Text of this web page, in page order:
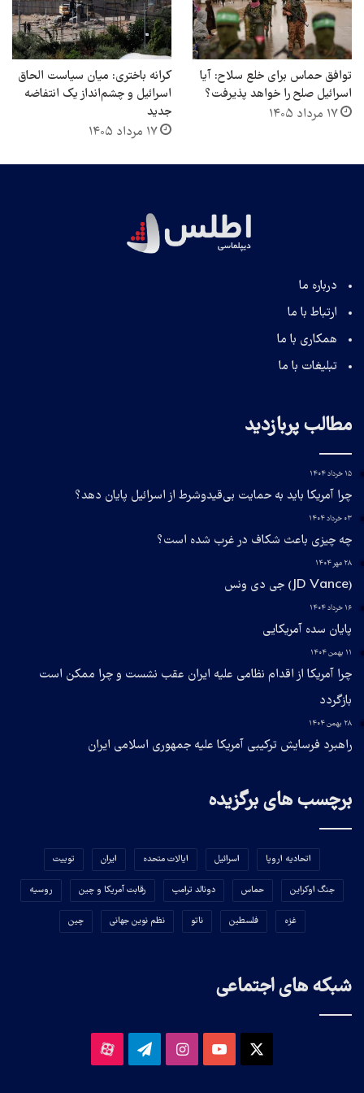
توافق حماس برای خلع سلاح: آیا
اسرائیل صلح را خواهد پذیرفت؟
۱۷ مرداد ۱۴۰۵
کرانه باختری: میان سیاست الحاق
اسرائیل و چشم‌انداز یک انتفاضه
جدید
۱۷ مرداد ۱۴۰۵
درباره ما
ارتباط با ما
همکاری با ما
تبلیغات با ما
مطالب پربازدید
۱۵ خرداد ۱۴۰۴
چرا آمریکا باید به حمایت بی‌قیدوشرط از اسرائیل پایان دهد؟
۰۳ خرداد ۱۴۰۴
چه چیزی باعث شکاف در غرب شده است؟
۲۸ مهر ۱۴۰۴
(JD Vance) جی دی ونس
۱۶ خرداد ۱۴۰۴
پایان سده آمریکایی
۱۱ بهمن ۱۴۰۴
چرا آمریکا از اقدام نظامی علیه ایران عقب نشست و چرا ممکن است
بازگردد
۲۸ بهمن ۱۴۰۴
راهبرد فرسایش ترکیبی آمریکا علیه جمهوری اسلامی ایران
برچسب های برگزیده
اتحادیه اروپا اسرائیل ایالات متحده ایران توییت
جنگ اوکراین حماس دونالد ترامپ رقابت آمریکا و چین روسیه
غزه فلسطین ناتو نظم نوین جهانی چین
شبکه های اجتماعی
یوتیوباینستاگرامتلگرام